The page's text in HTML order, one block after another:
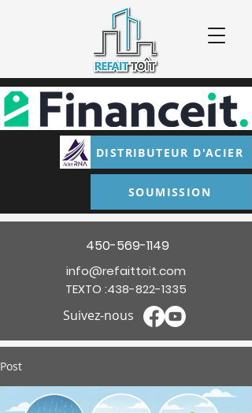
DISTRIBUTEUR D'ACIER
SOUMISSION
450-569-1149
info@refaittoit.com
TEXTO :438-822-1335
Suivez-nous
Post